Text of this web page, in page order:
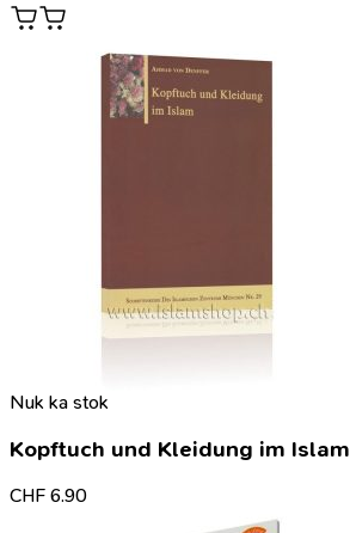
Nuk ka stok
Kopftuch und Kleidung im Islam
CHF 6.90